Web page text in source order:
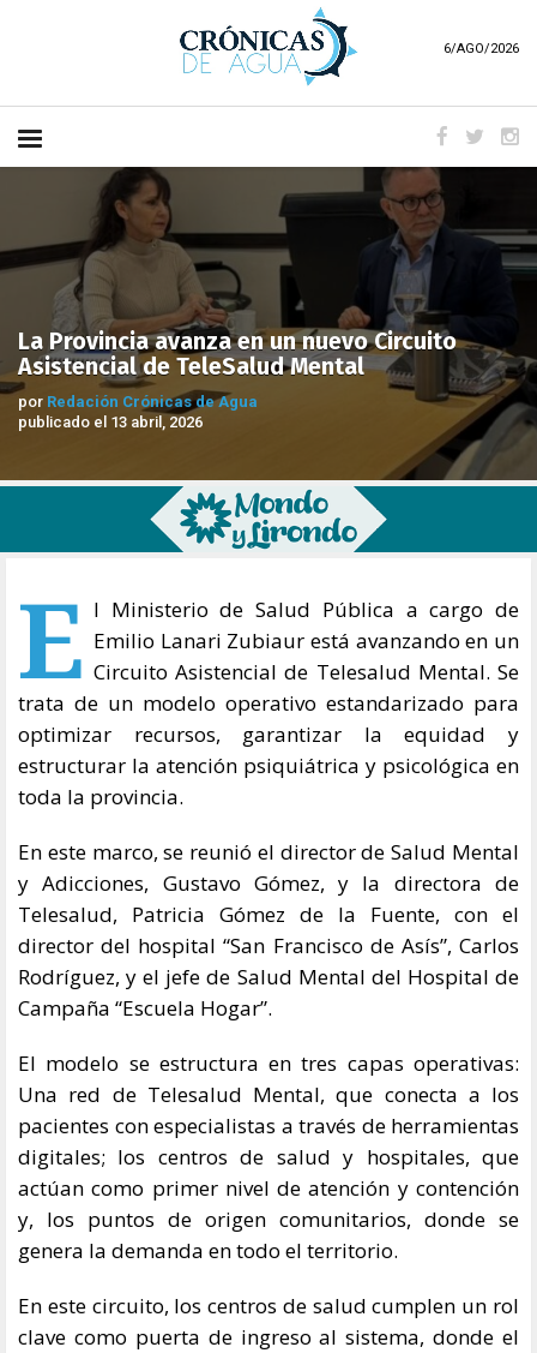
6/AGO/2026
La Provincia avanza en un nuevo Circuito
Asistencial de TeleSalud Mental
por Redación Crónicas de Agua
publicado el 13 abril, 2026
E l Ministerio de Salud Pública a cargo de
Emilio Lanari Zubiaur está avanzando en un
Circuito Asistencial de Telesalud Mental. Se
trata de un modelo operativo estandarizado para
optimizar recursos, garantizar la equidad y
estructurar la atención psiquiátrica y psicológica en
toda la provincia.
En este marco, se reunió el director de Salud Mental
y Adicciones, Gustavo Gómez, y la directora de
Telesalud, Patricia Gómez de la Fuente, con el
director del hospital “San Francisco de Asís”, Carlos
Rodríguez, y el jefe de Salud Mental del Hospital de
Campaña “Escuela Hogar”.
El modelo se estructura en tres capas operativas:
Una red de Telesalud Mental, que conecta a los
pacientes con especialistas a través de herramientas
digitales; los centros de salud y hospitales, que
actúan como primer nivel de atención y contención
y, los puntos de origen comunitarios, donde se
genera la demanda en todo el territorio.
En este circuito, los centros de salud cumplen un rol
clave como puerta de ingreso al sistema, donde el